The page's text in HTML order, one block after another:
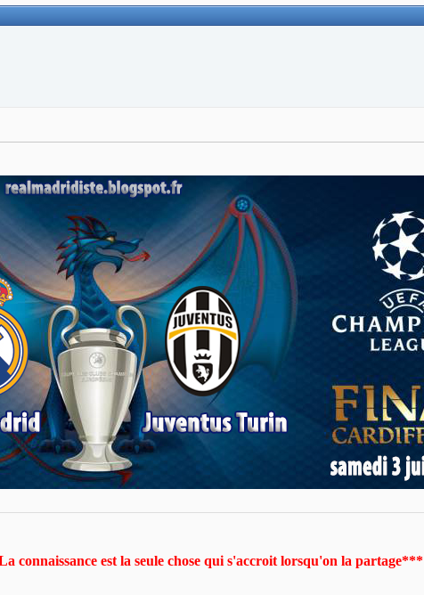
connaissance est la seule chose qui s'accroit lorsqu'on la partage***